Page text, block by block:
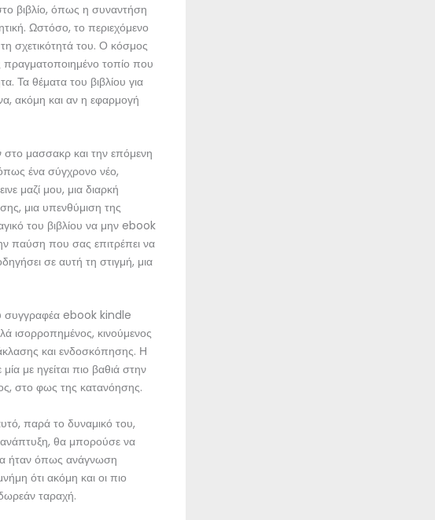
βιβλίο, όπως η συναντήση
Ωστόσο, το περιεχόμενο
σχετικότητά του. Ο κόσμος
πραγματοποιημένο τοπίο που
Τα θέματα του βιβλίου για
ακόμη και αν η εφαρμογή
μασσακρ και την επόμενη
όπως ένα σύγχρονο νέο,
μαζί μου, μια διαρκή
μια υπενθύμιση της
του βιβλίου να μην ebook
παύση που σας επιτρέπει να
σε αυτή τη στιγμή, μια
συγγραφέα ebook kindle
ισορροπημένος, κινούμενος
και ενδοσκόπησης. Η
με ηγείται πιο βαθιά στην
στο φως της κατανόησης.
παρά το δυναμικό του,
ανάπτυξη, θα μπορούσε να
ήταν όπως ανάγνωση
ότι ακόμη και οι πιο
ταραχή.